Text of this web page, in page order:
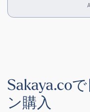
Sakaya.co
ン購入